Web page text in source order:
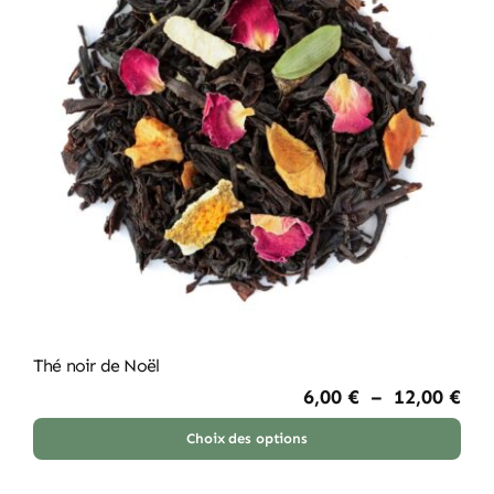
Les
options
peuvent
être
choisies
sur
la
page
du
produit
Thé noir de Noël
6,00€ – 12,00€
Choix des options
Ce